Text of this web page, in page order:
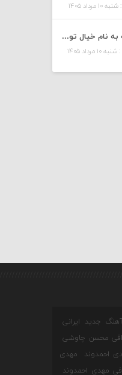
۱۰ مرداد ۱۴۰۵
دانلود آهنگ محسن یگانه به نام خیال تو (با خیال تو هنوزم مثل هر روز و همیشه ریمیکس)
۱۰ مرداد ۱۴۰۵
آهنگ جدید ایرانی
محسن چاوشی
احمدوند
مهدی
مهدی احمدوند